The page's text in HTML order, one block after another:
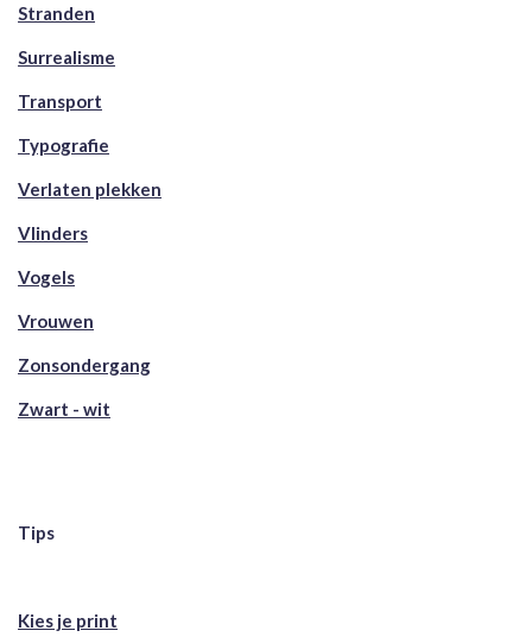
Stranden
Surrealisme
Transport
Typografie
Verlaten plekken
Vlinders
Vogels
Vrouwen
Zonsondergang
Zwart - wit
Tips
Kies je print